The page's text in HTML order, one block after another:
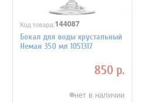
Код товара:144087
Бокал для воды хрустальный
Неман 350 мл 1051317
850 р.
нет в наличии